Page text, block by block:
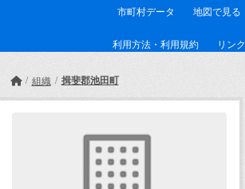
市町村データ 地図で見る
利用方法・利用規約 リンク
組織 揖斐郡池田町